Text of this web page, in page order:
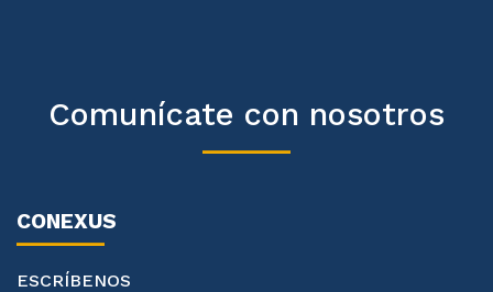
Comunícate con nosotros
CONEXUS
ESCRÍBENOS